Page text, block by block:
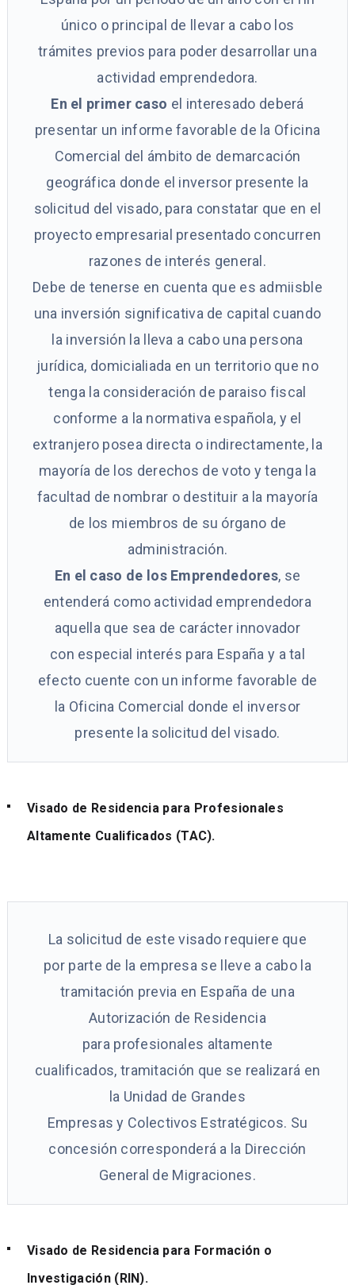
único o principal de llevar a cabo los
trámites previos para poder desarrollar una
actividad emprendedora.
En el primer caso el interesado deberá
presentar un informe favorable de la Oficina
Comercial del ámbito de demarcación
geográfica donde el inversor presente la
solicitud del visado, para constatar que en el
proyecto empresarial presentado concurren
razones de interés general.
Debe de tenerse en cuenta que es admiisble
una inversión significativa de capital cuando
la inversión la lleva a cabo una persona
jurídica, domicialiada en un territorio que no
tenga la consideración de paraiso fiscal
conforme a la normativa española, y el
extranjero posea directa o indirectamente, la
mayoría de los derechos de voto y tenga la
facultad de nombrar o destituir a la mayoría
de los miembros de su órgano de
administración.
En el caso de los Emprendedores, se
entenderá como actividad emprendedora
aquella que sea de carácter innovador
con especial interés para España y a tal
efecto cuente con un informe favorable de
la Oficina Comercial donde el inversor
presente la solicitud del visado.
Visado de Residencia para Profesionales
Altamente Cualificados (TAC).
La solicitud de este visado requiere que
por parte de la empresa se lleve a cabo la
tramitación previa en España de una
Autorización de Residencia
para profesionales altamente
cualificados, tramitación que se realizará en
la Unidad de Grandes
Empresas y Colectivos Estratégicos. Su
concesión corresponderá a la Dirección
General de Migraciones.
Visado de Residencia para Formación o
Investigación (RIN).